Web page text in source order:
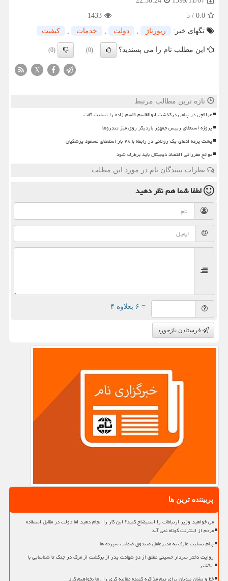
0.0
/
5
1433
تگهای خبر:
رپورتاژ , دولت , خدمات , كیفیت
این مطلب نام را می پسندید؟ (0)
(0)
X
تازه ترین مطالب مرتبط
عراقچی در پیامی درگذشت ابوالقاسم قاسم زاده را تسلیت گفت
پروژه استعفای رییس جمهور باردیگر روی میز تندروها
پشت پرده ادعای یک روحانی در رابطه با ۲۸ بار استعفای مسعود پزشکیان
موانع مقرراتی اقتصاد دیجیتال باید برطرف شود
نظرات بینندگان نام در مورد این مطلب
لطفا شما همنظر دهید
= ۶ بعلاوه ۴
فرستادن بازخورد
پربیننده ترین ها
می خواهید وزیر ارتباطات را استیضاح کنید؟ این کار را انجام دهید اما دولت در مقابل استفاده
مردم از اینترنت کوتاه نمی آید
پیام تسلیت عارف به مدیرعامل صندوق ضمانت سپرده ها
روایت دختر سردار حسینی مطلق از دو شهادت پدر از برگشت از مرگ در جنگ تا شناسایی با
انگشتر